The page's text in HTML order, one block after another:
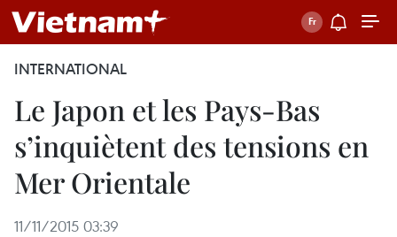
INTERNATIONAL
Le Japon et les Pays-Bas
s’inquiètent des tensions en
Mer Orientale
11/11/2015 03:39